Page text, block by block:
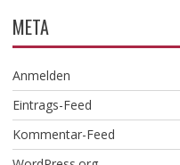
META
Anmelden
Eintrags-Feed
Kommentar-Feed